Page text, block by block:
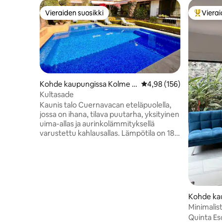
Vieraiden suosikki
Vieraiden suosikki
Kohde kaupungissa Kolme T
oukokuuta
Keskimääräinen arvio
4,98 (156)
Kultasade
Kaunis talo Cuernavacan eteläpuolella,
jossa on ihana, tilava puutarha, yksityinen
uima-allas ja aurinkolämmityksellä
varustettu kahlausallas. Lämpötila on 18–
Kohde
ec
Quinta